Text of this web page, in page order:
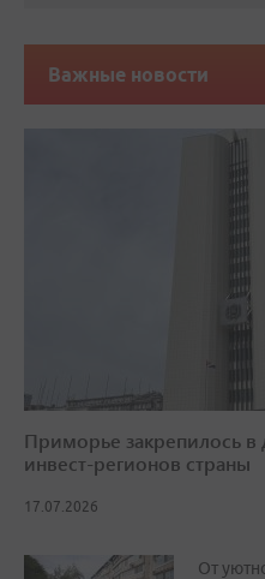
Важные новости
Приморье закрепилось в
инвест-регионов страны
17.07.2026
От